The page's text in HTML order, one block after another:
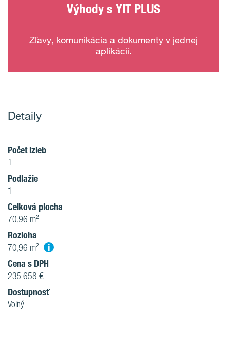
Výhody s YIT PLUS
Zľavy, komunikácia a dokumenty v jednej
aplikácii.
Detaily
Počet izieb
1
Podlažie
1
Celková plocha
70,96 m²
Rozloha
70,96 m² i
Cena s DPH
235 658 €
Dostupnosť
Voľný